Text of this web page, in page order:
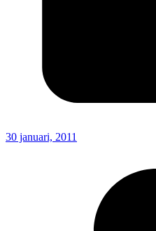
30 januari, 2011